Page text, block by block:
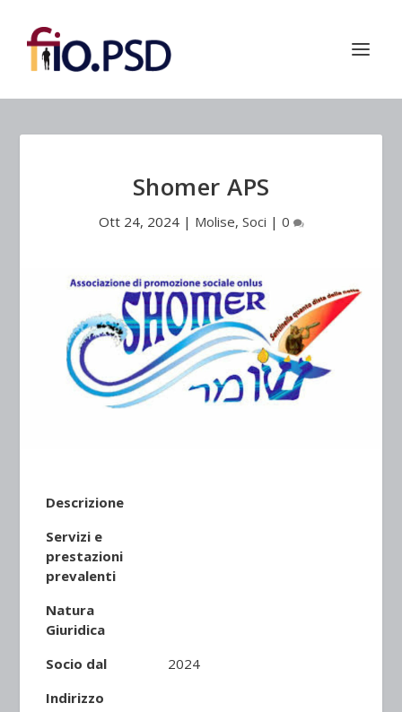
Shomer APS
Ott 24, 2024| Molise, Soci | 0
Descrizione
Servizi e
prestazioni
prevalenti
Natura
Giuridica
Socio dal
2024
Indirizzo